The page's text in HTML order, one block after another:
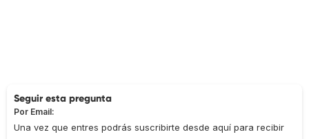
Seguir esta pregunta
Por Email:
Una vez que entres podrás suscribirte desde aquí para recibir